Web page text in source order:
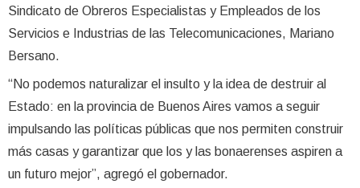
Sindicato de Obreros Especialistas y Empleados de los
Servicios e Industrias de las Telecomunicaciones, Mariano
Bersano.
“No podemos naturalizar el insulto y la idea de destruir al
Estado: en la provincia de Buenos Aires vamos a seguir
impulsando las políticas públicas que nos permiten construir
más casas y garantizar que los y las bonaerenses aspiren a
un futuro mejor”, agregó el gobernador.